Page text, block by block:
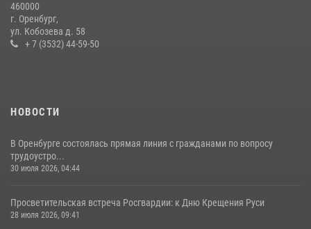
В Управлении Росгвардии по Оренбургской области подвели итоги
служебно-боевой деятельности за первое полугодие 2026 года
17 июля 2026, 11:30
460000
г. Оренбург,
ул. Кобозева д. 58
+ 7 (3532) 44-59-50
НОВОСТИ
В Оренбурге состоялась прямая линия с гражданами по вопросу
трудоустро...
30 июля 2026, 04:44
Просветительская встреча Росгвардии: к Дню Крещения Руси
28 июля 2026, 09:41